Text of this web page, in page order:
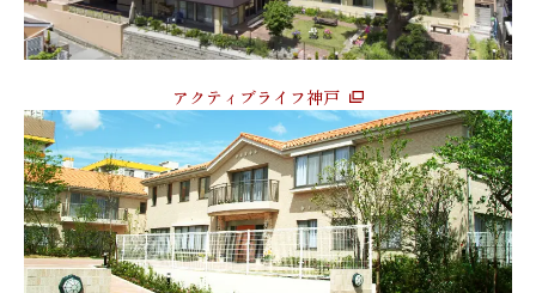
アクティブライフ神戸